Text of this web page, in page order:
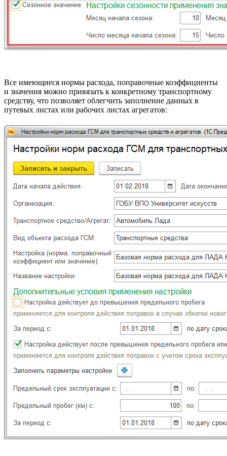
Все имеющиеся нормы расхода, поправочные коэффициенты
и значения можно привязать к конкретному транспортному
средству, что позволяет облегчить заполнение данных в
путевых листах или рабочих листах агрегатов: